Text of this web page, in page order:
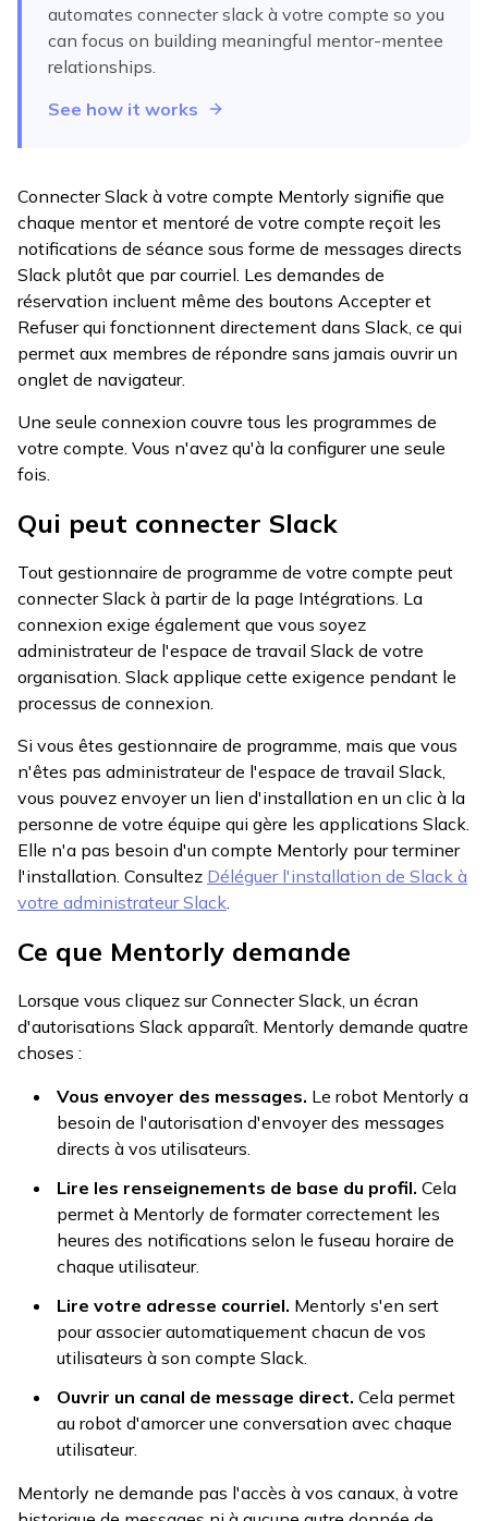
automates connecter slack à votre compte so you
can focus on building meaningful mentor-mentee
relationships.
See how it works
Connecter Slack à votre compte Mentorly signifie que
chaque mentor et mentoré de votre compte reçoit les
notifications de séance sous forme de messages directs
Slack plutôt que par courriel. Les demandes de
réservation incluent même des boutons Accepter et
Refuser qui fonctionnent directement dans Slack, ce qui
permet aux membres de répondre sans jamais ouvrir un
onglet de navigateur.
Une seule connexion couvre tous les programmes de
votre compte. Vous n'avez qu'à la configurer une seule
fois.
Qui peut connecter Slack
Tout gestionnaire de programme de votre compte peut
connecter Slack à partir de la page Intégrations. La
connexion exige également que vous soyez
administrateur de l'espace de travail Slack de votre
organisation. Slack applique cette exigence pendant le
processus de connexion.
Si vous êtes gestionnaire de programme, mais que vous
n'êtes pas administrateur de l'espace de travail Slack,
vous pouvez envoyer un lien d'installation en un clic à la
personne de votre équipe qui gère les applications Slack.
Elle n'a pas besoin d'un compte Mentorly pour terminer
l'installation. Consultez Déléguer l'installation de Slack à
votre administrateur Slack.
Ce que Mentorly demande
Lorsque vous cliquez sur Connecter Slack, un écran
d'autorisations Slack apparaît. Mentorly demande quatre
choses :
Vous envoyer des messages. Le robot Mentorly a
besoin de l'autorisation d'envoyer des messages
directs à vos utilisateurs.
Lire les renseignements de base du profil. Cela
permet à Mentorly de formater correctement les
heures des notifications selon le fuseau horaire de
chaque utilisateur.
Lire votre adresse courriel. Mentorly s'en sert
pour associer automatiquement chacun de vos
utilisateurs à son compte Slack.
Ouvrir un canal de message direct. Cela permet
au robot d'amorcer une conversation avec chaque
utilisateur.
Mentorly ne demande pas l'accès à vos canaux, à votre